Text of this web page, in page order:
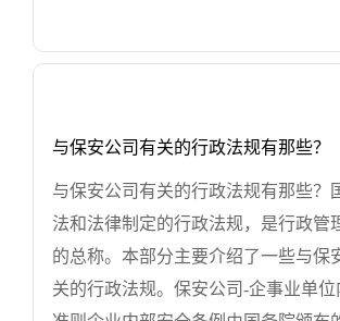
与保安公司有关的行政法规有那些？
与保安公司有关的行政法规有那些？
法和法律制定的行政法规，是行政管
的总称。本部分主要介绍了一些与保
关的行政法规。保安公司-企事业单